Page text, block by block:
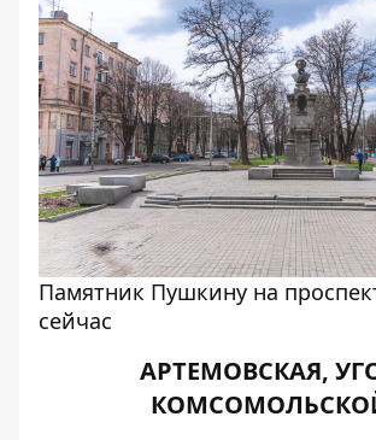
Памятник Пушкину на
сейчас
АРТЕМОВСКАЯ,